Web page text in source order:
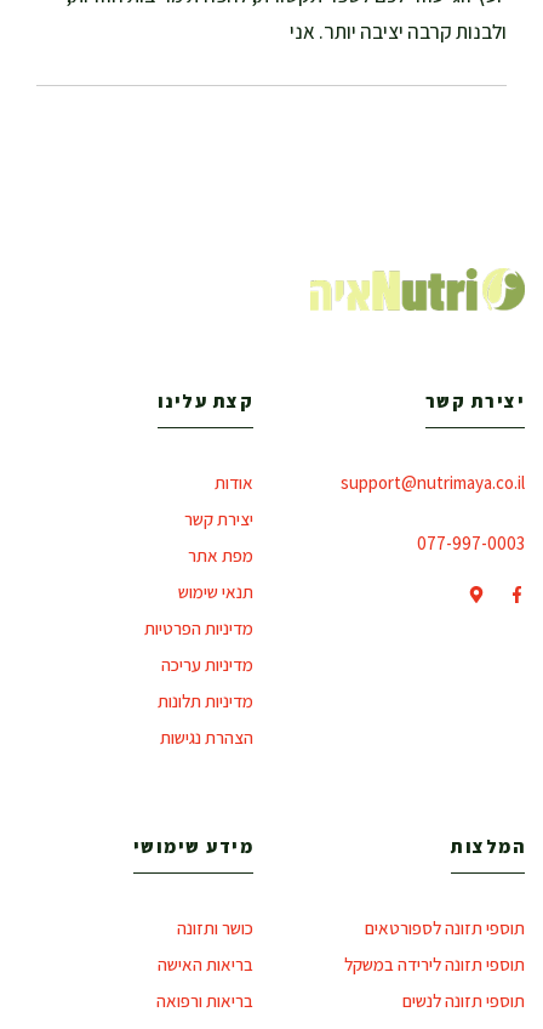
ולבנות קרבה יציבה יותר. אני
יצירת קשר
support@nutrimaya.co.il
077-997-0003
קצת עלינו
אודות
יצירת קשר
מפת אתר
תנאי שימוש
מדיניות הפרטיות
מדיניות עריכה
מדיניות תלונות
הצהרת נגישות
המלצות
תוספי תזונה לספורטאים
תוספי תזונה לירידה במשקל
תוספי תזונה לנשים
מידע שימושי
כושר ותזונה
בריאות האישה
בריאות ורפואה